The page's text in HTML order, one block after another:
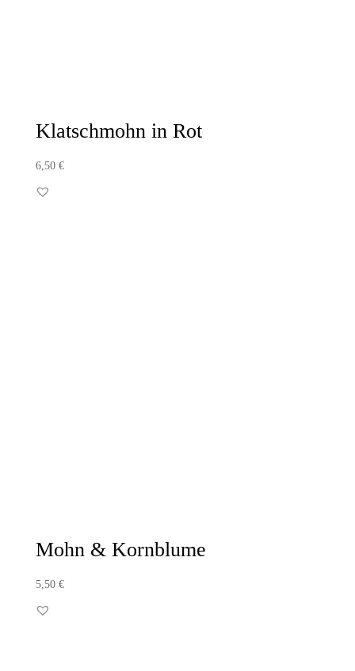
Klatschmohn in Rot
6,50 €
Mohn & Kornblume
5,50 €